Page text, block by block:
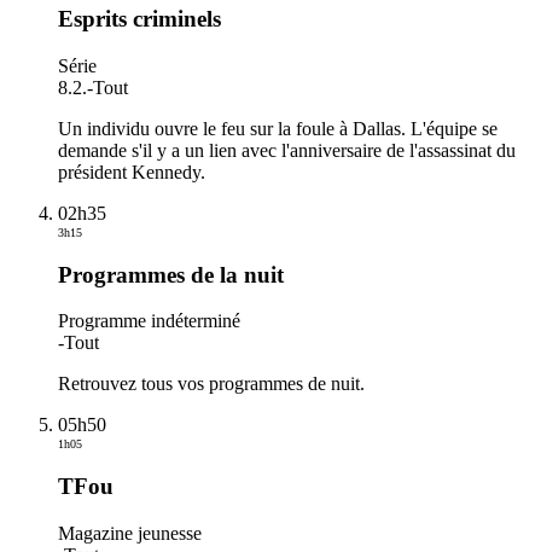
Esprits criminels
Série
8.2.-Tout
Un individu ouvre le feu sur la foule à Dallas. L'équipe se
demande s'il y a un lien avec l'anniversaire de l'assassinat du
président Kennedy.
02h35
3h15
Programmes de la nuit
Programme indéterminé
-Tout
Retrouvez tous vos programmes de nuit.
05h50
1h05
TFou
Magazine jeunesse